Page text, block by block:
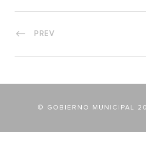
PREV
© GOBIERNO MUNICIPAL